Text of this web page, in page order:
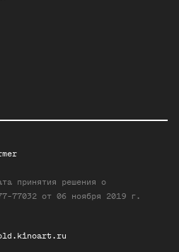
принятия решения о
77032 от 06 ноября 2019 г.